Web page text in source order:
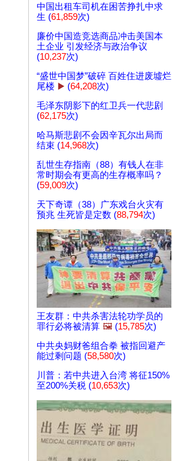
中国出租车司机在困苦挣扎中求
生 (61,859次)
廉价中国造竞选商品冲击美国本
土企业 引发经济与政治争议
(10,237次)
“盛世中国梦”破碎 百姓住进废墟烂
尾楼 ▶️ (64,208次)
毛泽东阴影下的红卫兵一代悲剧
(62,175次)
哈马斯悲剧不会因辛瓦尔出局而
结束 (14,968次)
乱世生存指南（88）有钱人在非
常时期会有更高的生存概率吗？
(59,009次)
天下奇谭（38）广东戏台火灾有
预兆 生死皆是定数 (88,794次)
王友群：中共杀害法轮功学员的
罪行必将被清算 🖼️ (15,785次)
中共央妈财爸组合拳 被指回避产
能过剩问题 (58,580次)
川普：若中共进入台湾 将征150%
至200%关税 (10,653次)